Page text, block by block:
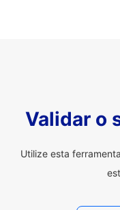
Validar o
Utilize esta